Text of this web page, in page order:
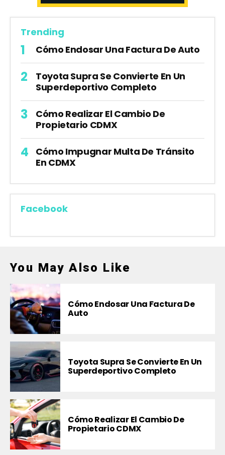
Trending
Cómo Endosar Una Factura De Auto
Toyota Supra Se Convierte En Un
Superdeportivo Completo
Cómo Realizar El Cambio De
Propietario CDMX
Cómo Impugnar Multa De Tránsito
En CDMX
Facebook
You May Also Like
Cómo Endosar Una Factura De
Auto
Toyota Supra Se Convierte En Un
Superdeportivo Completo
Cómo Realizar El Cambio De
Propietario CDMX